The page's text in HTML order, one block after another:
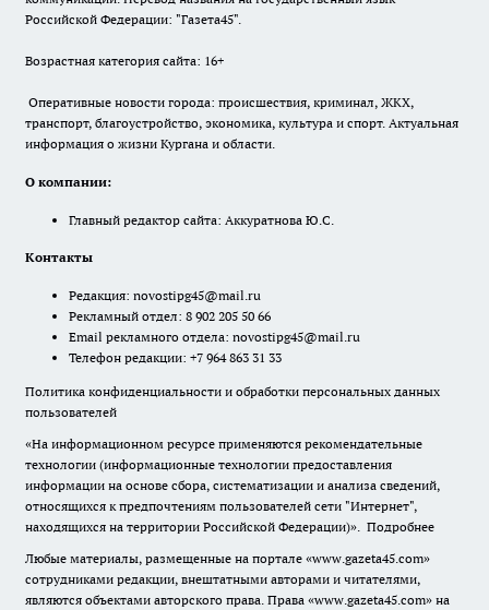
Российской Федерации: "Газета45".
Возрастная категория сайта: 16+
Оперативные новости города: происшествия, криминал, ЖКХ,
транспорт, благоустройство, экономика, культура и спорт. Актуальная
информация о жизни Кургана и области.
О компании:
Главный редактор сайта: Аккуратнова Ю.С.
Контакты
Редакция: novostipg45@mail.ru
Рекламный отдел: 8 902 205 50 66
Email рекламного отдела: novostipg45@mail.ru
Телефон редакции: +7 964 863 31 33
Политика конфиденциальности и обработки персональных данных
пользователей
«На информационном ресурсе применяются рекомендательные
технологии (информационные технологии предоставления
информации на основе сбора, систематизации и анализа сведений,
относящихся к предпочтениям пользователей сети "Интернет",
находящихся на территории Российской Федерации)». Подробнее
Любые материалы, размещенные на портале «www.gazeta45.com»
сотрудниками редакции, внештатными авторами и читателями,
являются объектами авторского права. Права «www.gazeta45.com» на